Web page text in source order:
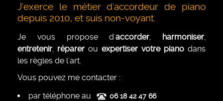
J'exerce le métier d'accordeur de piano
depuis 2010, et suis non-voyant.
Je vous propose d'accorder, harmoniser,
entretenir, réparer ou expertiser votre piano dans
les règles de l'art.
Vous pouvez me contacter :
par téléphone au
06 18 42 47 66